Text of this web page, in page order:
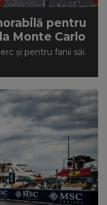
pentru
Monte Carlo
și pentru fanii săi.